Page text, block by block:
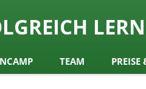
TEAM PREISE